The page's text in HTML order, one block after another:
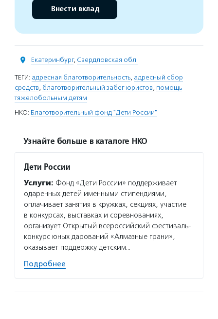
Внести вклад
Екатеринбург, Свердловская обл.
ТЕГИ: адресная благотворительность, адресный сбор
средств, благотворительный забег юристов, помощь
тяжелобольным детям
НКО: Благотворительный фонд "Дети России"
Узнайте больше в каталоге НКО
Дети России
Услуги: Фонд «Дети России» поддерживает
одаренных детей именными стипендиями,
оплачивает занятия в кружках, секциях, участие
в конкурсах, выставках и соревнованиях,
организует Открытый всероссийский фестиваль-
конкурс юных дарований «Алмазные грани»,
оказывает поддержку детским…
Подробнее